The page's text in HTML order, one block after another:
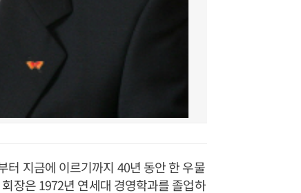
터 지금에 이르기까지 40년 동안 한 우물
장은 1972년 연세대 경영학과를 졸업하